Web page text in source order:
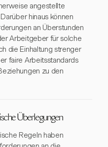
angestellte
hinaus können
an Überstunden
Arbeitgeber für solche
die Einhaltung strenger
faire Arbeitsstandards
zu den
Überlegungen
Regeln haben